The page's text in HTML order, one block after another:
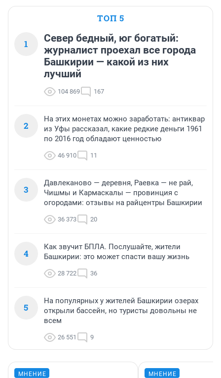
ТОП 5
1
Север бедный, юг богатый:
журналист проехал все города
Башкирии — какой из них
лучший
104 869 167
2
На этих монетах можно заработать: антиквар
из Уфы рассказал, какие редкие деньги 1961
по 2016 год обладают ценностью
46 910 11
3
Давлеканово — деревня, Раевка — не рай,
Чишмы и Кармаскалы — провинция с
огородами: отзывы на райцентры Башкирии
36 373 20
4
Как звучит БПЛА. Послушайте, жители
Башкирии: это может спасти вашу жизнь
28 722 36
5
На популярных у жителей Башкирии озерах
открыли бассейн, но туристы довольны не
всем
26 551 9
МНЕНИЕ МНЕНИЕ